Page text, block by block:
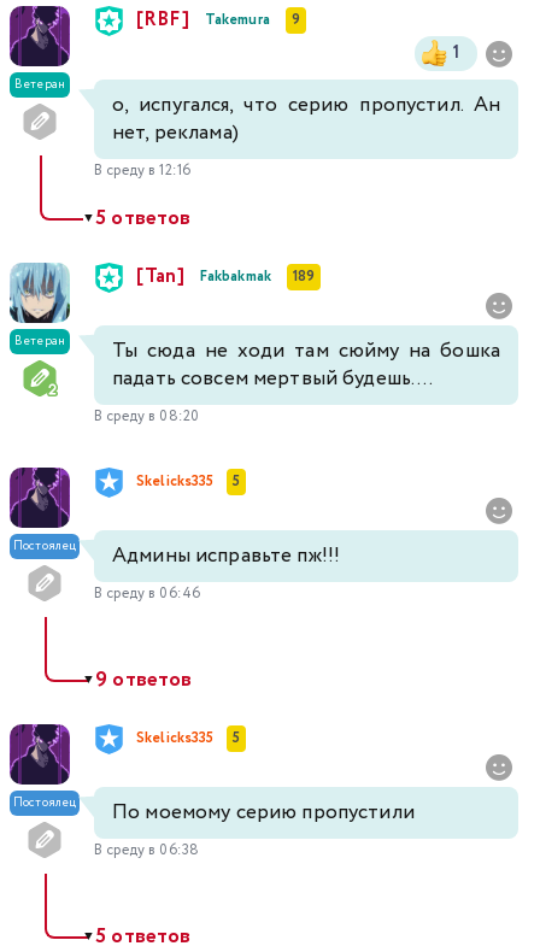
Ветеран
[RBF] Takemura 9
1
о, испугался, что серию пропустил. Ан
нет, реклама)
В среду в 12:16
▼5 ответов
Ветеран
[Tan] Fakbakmak 189
Ты сюда не ходи там сюйму на бошка
падать совсем мертвый будешь....
В среду в 08:20
Постоялец
Skelicks335 5
Админы исправьте пж!!!
В среду в 06:46
▼9 ответов
Постоялец
Skelicks335 5
По моемому серию пропустили
В среду в 06:38
▼5 ответов